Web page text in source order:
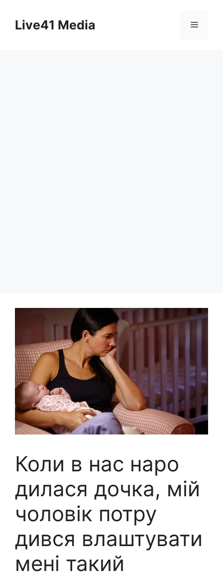
contentLive41 Media Menu
Коли в нас наро
дилася дочка, мій
чоловік потру
дився влаштувати
мені такий